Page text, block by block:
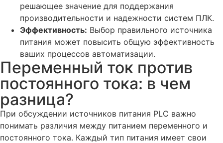
решающее значение для поддержания
производительности и надежности систем ПЛК.
Эффективность: Выбор правильного источника
питания может повысить общую эффективность
ваших процессов автоматизации.
Переменный ток против
постоянного тока: в чем
разница?
При обсуждении источников питания PLC важно
понимать различия между питанием переменного и
постоянного тока. Каждый тип питания имеет свои